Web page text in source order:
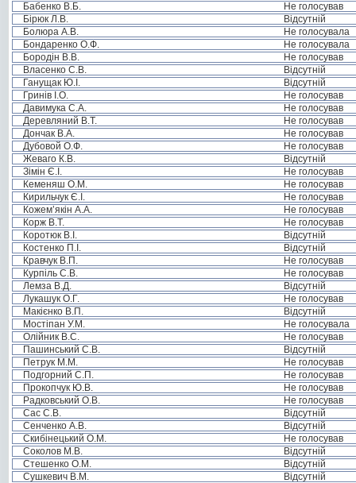
Бабенко В.Б.
Не голосував
Бірюк Л.В.
Відсутній
Болюра А.В.
Не голосувала
Бондаренко О.Ф.
Не голосувала
Бородін В.В.
Не голосував
Власенко С.В.
Відсутній
Ганущак Ю.І.
Відсутній
Гринів І.О.
Не голосував
Давимука С.А.
Не голосував
Деревляний В.Т.
Не голосував
Дончак В.А.
Не голосував
Дубовой О.Ф.
Не голосував
Жеваго К.В.
Відсутній
Зімін Є.І.
Не голосував
Кеменяш О.М.
Не голосував
Кирильчук Є.І.
Не голосував
Кожем’якін А.А.
Не голосував
Корж В.Т.
Не голосував
Коротюк В.І.
Відсутній
Костенко П.І.
Відсутній
Кравчук В.П.
Не голосував
Курпіль С.В.
Не голосував
Лемза В.Д.
Відсутній
Лукашук О.Г.
Не голосував
Макієнко В.П.
Відсутній
Мостіпан У.М.
Не голосувала
Олійник В.С.
Не голосував
Пашинський С.В.
Відсутній
Петрук М.М.
Не голосував
Подгорний С.П.
Не голосував
Прокопчук Ю.В.
Не голосував
Радковський О.В.
Не голосував
Сас С.В.
Відсутній
Сенченко А.В.
Відсутній
Скибінецький О.М.
Не голосував
Соколов М.В.
Відсутній
Стешенко О.М.
Відсутній
Сушкевич В.М.
Відсутній